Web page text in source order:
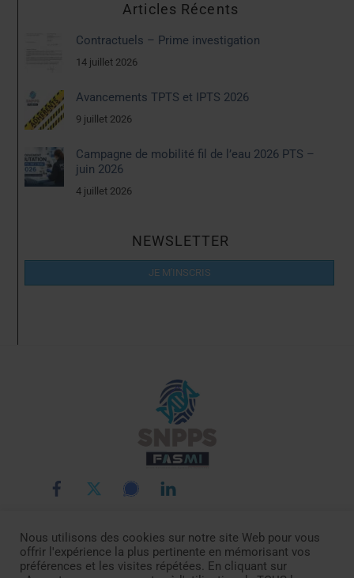
Articles Récents
Contractuels – Prime investigation
14 juillet 2026
Avancements TPTS et IPTS 2026
9 juillet 2026
Campagne de mobilité fil de l’eau 2026 PTS –
juin 2026
4 juillet 2026
NEWSLETTER
JE M'INSCRIS
Back
To
Top
LE SNPPS INTERLOCUTEURS LA POLICE SCIENTIFIQUE
LA FASMI RÉMUNÉRATIONS ACTUALITÉ DOCUMENTATION
Nous utilisons des cookies sur notre site Web pour vous
offrir l'expérience la plus pertinente en mémorisant vos
préférences et les visites répétées. En cliquant sur